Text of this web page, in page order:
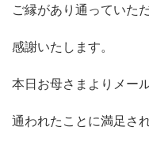
ご縁があり通っていた
感謝いたします。
本日お母さまよりメー
通われたことに満足さ